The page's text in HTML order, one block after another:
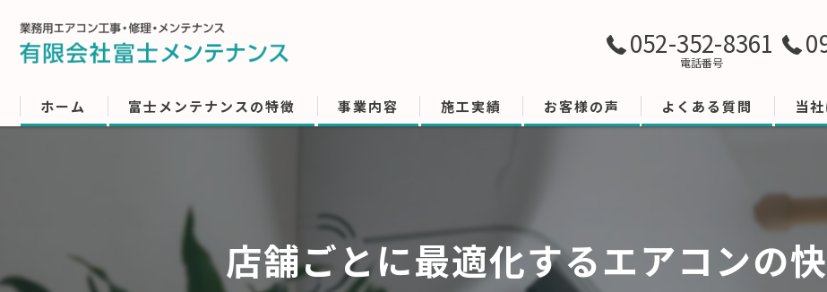
052-352-8361
電話番号
ホーム 富士メンテナンスの特徴 事業内容 施工実績 お客様の声 よくある質問 当
店舗
店舗ごとに最適化するエアコンの